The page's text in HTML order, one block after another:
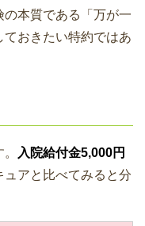
本質である「万が一
おきたい特約ではあ
入院給付金5,000円
アと比べてみると分